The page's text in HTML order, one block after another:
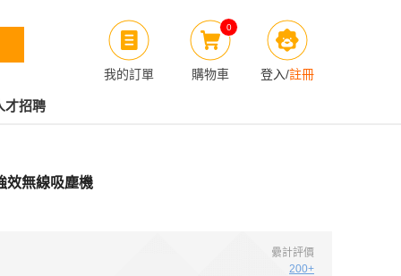
我的訂單
0
購物車 登入/註冊
才招聘
效無線吸塵機
纍計評價
200+